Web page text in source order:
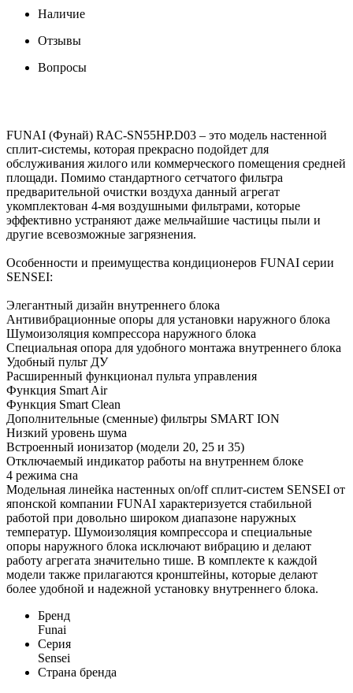
Наличие
Отзывы
Вопросы
FUNAI (Фунай) RAC-SN55HP.D03 – это модель настенной
сплит-системы, которая прекрасно подойдет для
обслуживания жилого или коммерческого помещения средней
площади. Помимо стандартного сетчатого фильтра
предварительной очистки воздуха данный агрегат
укомплектован 4-мя воздушными фильтрами, которые
эффективно устраняют даже мельчайшие частицы пыли и
другие всевозможные загрязнения.
Особенности и преимущества кондиционеров FUNAI серии
SENSEI:
Элегантный дизайн внутреннего блока
Антивибрационные опоры для установки наружного блока
Шумоизоляция компрессора наружного блока
Специальная опора для удобного монтажа внутреннего блока
Удобный пульт ДУ
Расширенный функционал пульта управления
Функция Smart Air
Функция Smart Clean
Дополнительные (сменные) фильтры SMART ION
Низкий уровень шума
Встроенный ионизатор (модели 20, 25 и 35)
Отключаемый индикатор работы на внутреннем блоке
4 режима сна
Модельная линейка настенных on/off сплит-систем SENSEI от
японской компании FUNAI характеризуется стабильной
работой при довольно широком диапазоне наружных
температур. Шумоизоляция компрессора и специальные
опоры наружного блока исключают вибрацию и делают
работу агрегата значительно тише. В комплекте к каждой
модели также прилагаются кронштейны, которые делают
более удобной и надежной установку внутреннего блока.
Бренд
Funai
Серия
Sensei
Страна бренда